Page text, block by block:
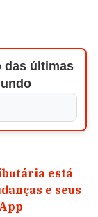
das últimas
está
e seus